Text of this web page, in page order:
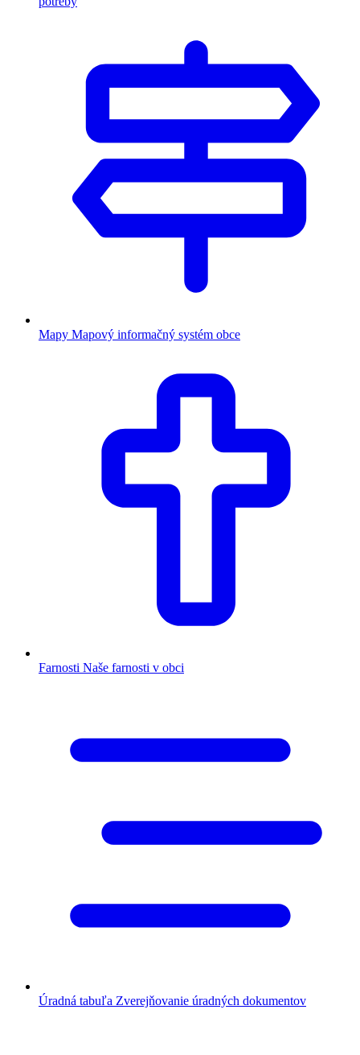
Mapy Mapový informačný systém obce
Farnosti Naše farnosti v obci
Úradná tabuľa Zverejňovanie úradných dokumentov